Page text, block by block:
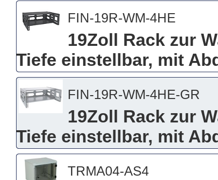
FIN-19R-WM-4HE
19Zoll Rack zur
Tiefe einstellbar, mit
FIN-19R-WM-4HE-GR
19Zoll Rack zur
Tiefe einstellbar, mit
TRMA04-AS4